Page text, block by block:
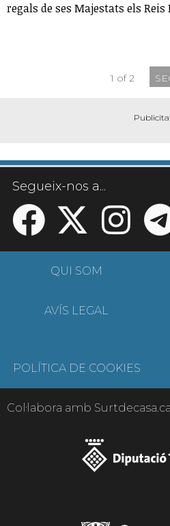
regals de ses Majestats els Reis
1 of 2
Segueix-nos a...
QUI SOM
AVÍS LEGAL
POLÍTICA DE COOKIES
Col·labora amb